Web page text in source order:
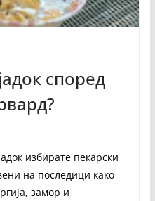
според
избирате пекарски
на последици како
замор и